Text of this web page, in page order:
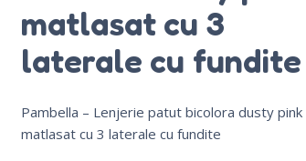
matlasat cu 3
laterale cu fundite
Pambella – Lenjerie patut bicolora dusty pink
matlasat cu 3 laterale cu fundite